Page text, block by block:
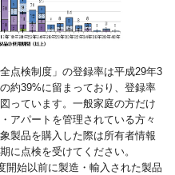
点検制度」の登録率は平成29年3
約39%に留まっており、登録率
っています。一般家庭の方だけ
アパートを管理されている方々
製品を購入した際は所有者情報
に点検を受けてください。
開始以前に製造・輸入された製品